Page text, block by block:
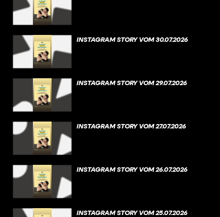
INSTAGRAM STORY VOM 30.07.2026
INSTAGRAM STORY VOM 29.07.2026
INSTAGRAM STORY VOM 27.07.2026
INSTAGRAM STORY VOM 26.07.2026
INSTAGRAM STORY VOM 25.07.2026